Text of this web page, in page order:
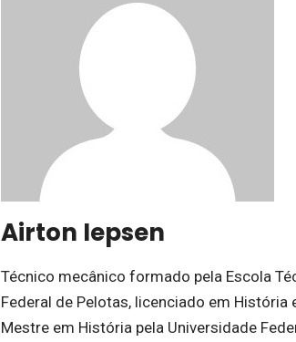
Airton Iepsen
Técnico mecânico formado pela Escola
Federal de Pelotas, licenciado em História
Mestre em História pela Universidade